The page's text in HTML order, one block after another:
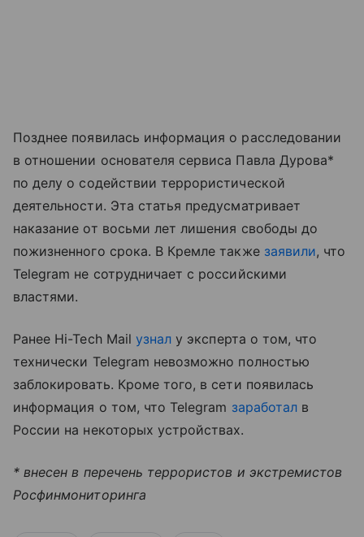
Позднее появилась информация о расследовании
в отношении основателя сервиса Павла Дурова*
по делу о содействии террористической
деятельности. Эта статья предусматривает
наказание от восьми лет лишения свободы до
пожизненного срока. В Кремле также заявили, что
Telegram не сотрудничает с российскими
властями.
Ранее Hi-Tech Mail узнал у эксперта о том, что
технически Telegram невозможно полностью
заблокировать. Кроме того, в сети появилась
информация о том, что Telegram заработалв
России на некоторых устройствах.
* внесен в перечень террористов и экстремистов
Росфинмониторинга